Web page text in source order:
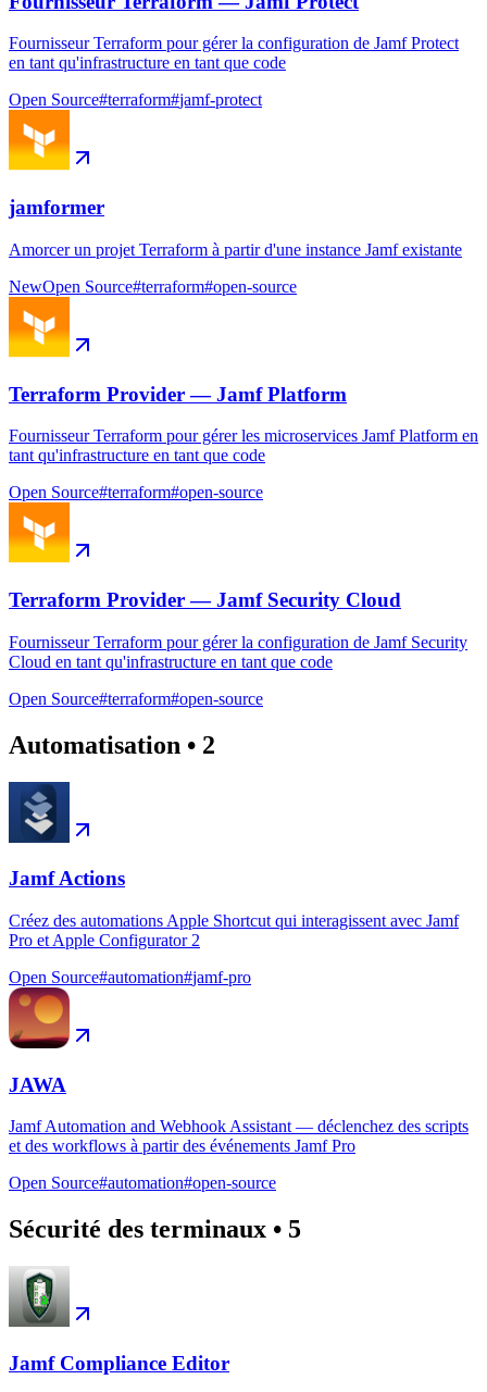
Fournisseur Terraform pour gérer la configuration de Jamf Protect
en tant qu'infrastructure en tant que code
Open Source#terraform#jamf-protect
jamformer
Amorcer un projet Terraform à partir d'une instance Jamf existante
NewOpen Source#terraform#open-source
Terraform Provider — Jamf Platform
Fournisseur Terraform pour gérer les microservices Jamf Platform en
tant qu'infrastructure en tant que code
Open Source#terraform#open-source
Terraform Provider — Jamf Security Cloud
Fournisseur Terraform pour gérer la configuration de Jamf Security
Cloud en tant qu'infrastructure en tant que code
Open Source#terraform#open-source
Automatisation • 2
Jamf Actions
Créez des automations Apple Shortcut qui interagissent avec Jamf
Pro et Apple Configurator 2
Open Source#automation#jamf-pro
JAWA
Jamf Automation and Webhook Assistant — déclenchez des scripts
et des workflows à partir des événements Jamf Pro
Open Source#automation#open-source
Sécurité des terminaux • 5
Jamf Compliance Editor